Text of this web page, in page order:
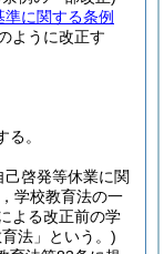
に関する条例
ように改正す
。
啓発等休業に関
学校教育法の一
よる改正前の学
法」という。)